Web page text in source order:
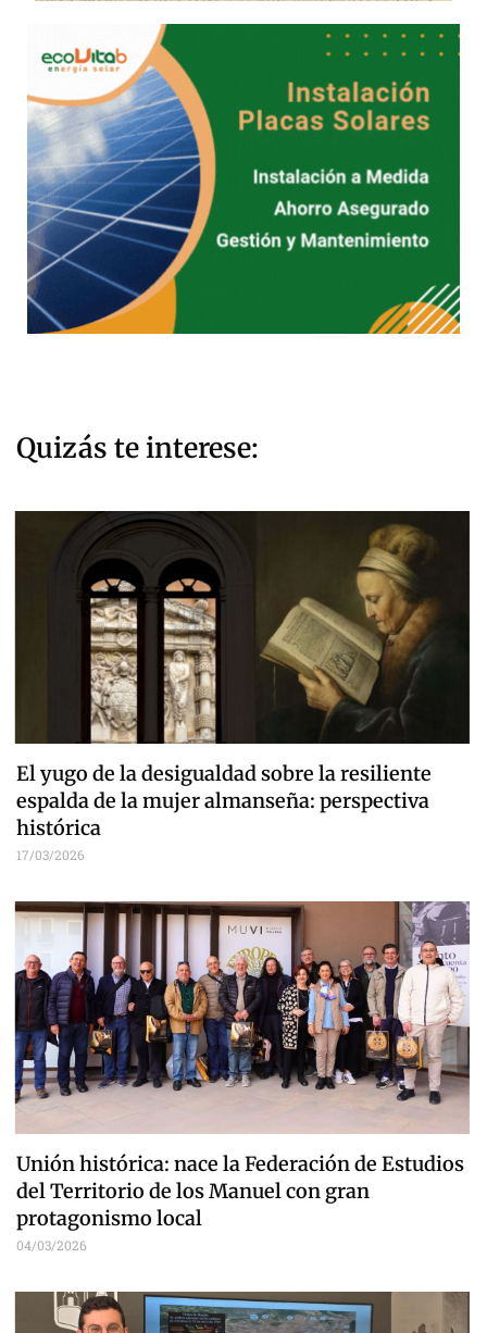
Quizás te interese:
El yugo de la desigualdad sobre la resiliente
espalda de la mujer almanseña: perspectiva
histórica
17/03/2026
Unión histórica: nace la Federación de Estudios
del Territorio de los Manuel con gran
protagonismo local
04/03/2026